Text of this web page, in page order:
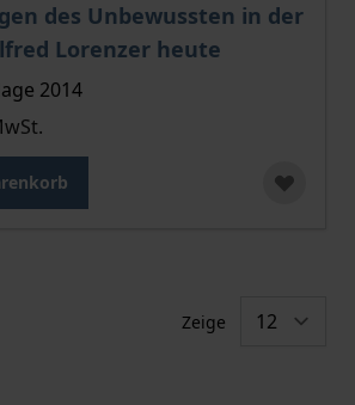
des Unbewussten in der
Lorenzer heute
2014
Zeige